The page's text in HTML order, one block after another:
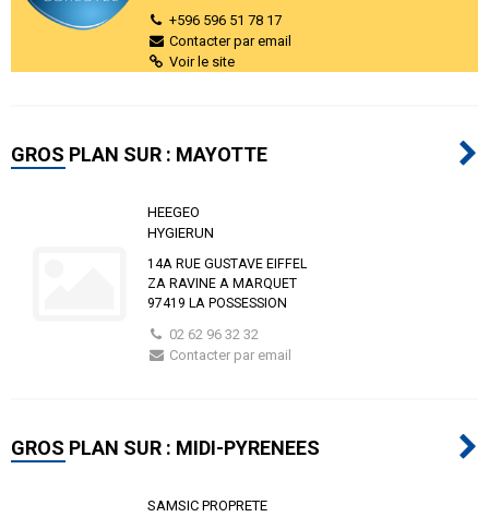
+596 596 51 78 17
Contacter par email
Voir le site
GROS PLAN SUR : MAYOTTE
HEEGEO
HYGIERUN
14A RUE GUSTAVE EIFFEL
ZA RAVINE A MARQUET
97419 LA POSSESSION
02 62 96 32 32
Contacter par email
GROS PLAN SUR : MIDI-PYRENEES
SAMSIC PROPRETE